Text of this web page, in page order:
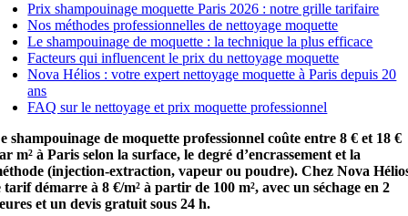
Prix shampouinage moquette Paris 2026 : notre grille tarifaire
Nos méthodes professionnelles de nettoyage moquette
Le shampouinage de moquette : la technique la plus efficace
Facteurs qui influencent le prix du nettoyage moquette
Nova Hélios : votre expert nettoyage moquette à Paris depuis 20
ans
FAQ sur le nettoyage et prix moquette professionnel
shampouinage de moquette professionnel coûte entre 8 € et 18 €
m² à Paris selon la surface, le degré d’encrassement et la
(injection-extraction, vapeur ou poudre). Chez Nova
tarif démarre à 8 €/m² à partir de 100 m², avec un séchage en 2
et un devis gratuit sous 24 h.